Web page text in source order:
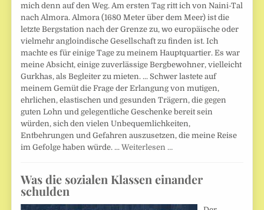
mich denn auf den Weg. Am ersten Tag ritt ich von Naini-Tal
nach Almora. Almora (1680 Meter über dem Meer) ist die
letzte Bergstation nach der Grenze zu, wo europäische oder
vielmehr angloindische Gesellschaft zu finden ist. Ich
machte es für einige Tage zu meinem Hauptquartier. Es war
meine Absicht, einige zuverlässige Bergbewohner, vielleicht
Gurkhas, als Begleiter zu mieten. ... Schwer lastete auf
meinem Gemüt die Frage der Erlangung von mutigen,
ehrlichen, elastischen und gesunden Trägern, die gegen
guten Lohn und gelegentliche Geschenke bereit sein
würden, sich den vielen Unbequemlichkeiten,
Entbehrungen und Gefahren auszusetzen, die meine Reise
im Gefolge haben würde. ...Weiterlesen …
Was die sozialen Klassen einander
schulden